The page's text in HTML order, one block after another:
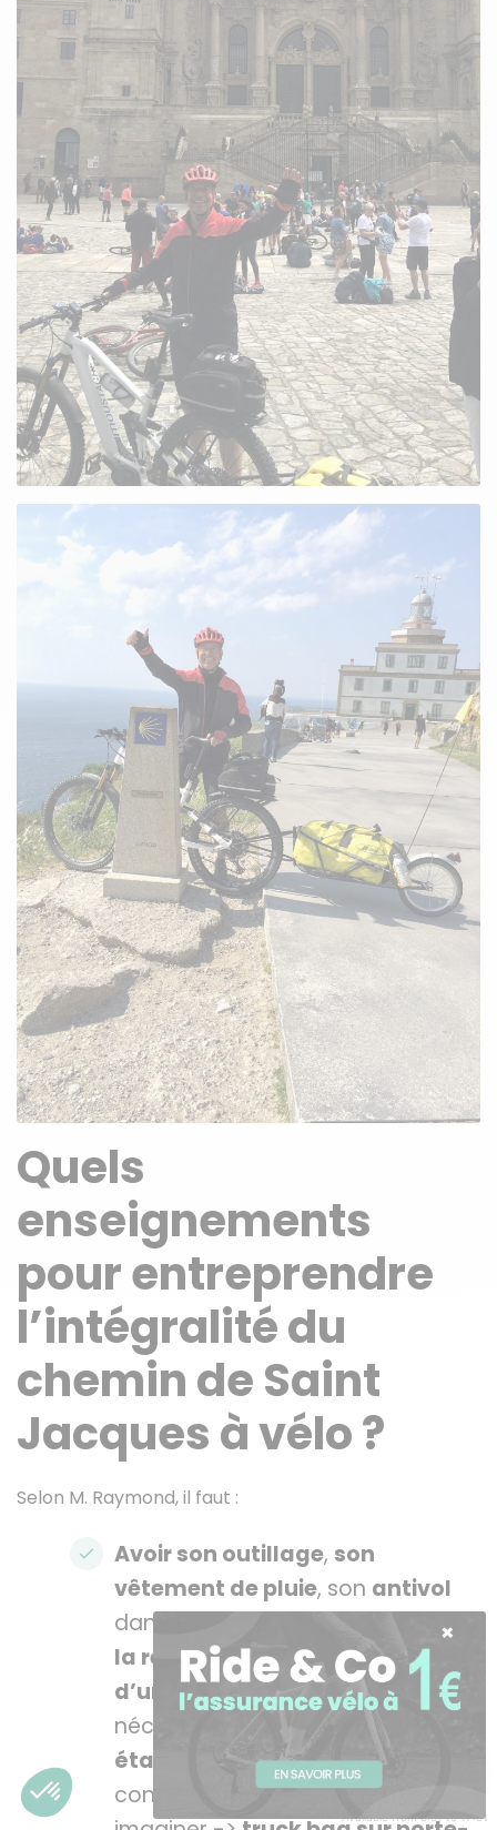
Quels
enseignements
pour entreprendre
l’intégralité du
chemin de Saint
Jacques à vélo ?
Selon M. Raymond, il faut :
Avoir son outillage, son
vêtement de pluie, son antivol
dans un
sac différent de celui de
la remorque. Uneréparation
d’une crevaison sous la pluie a
nécessité l’ouverture du sac
étanche
de la remorque avec les
conséquences que chacun peut
Besoin d'aide ?
Available from 8:01 to 17:01